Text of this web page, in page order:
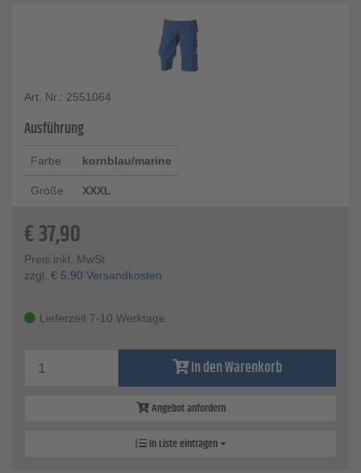
Art. Nr.: 2551064
Ausführung
Farbe kornblau/marine
Größe XXXL
€37,90
Preis inkl. MwSt.
zzgl. € 5,90 Versandkosten
Lieferzeit 7-10 Werktage
In den Warenkorb
Angebot anfordern
In Liste eintragen